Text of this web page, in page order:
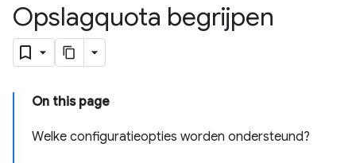
Opslagquota begrijpen
On this page
Welke configuratieopties worden ondersteund?